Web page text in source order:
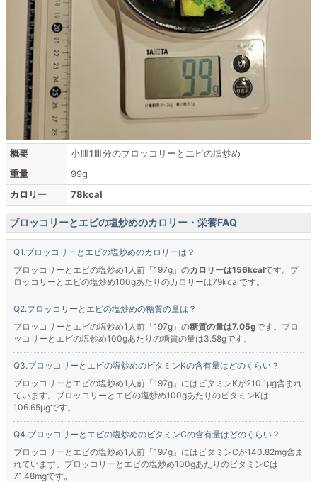
概要
小皿1皿分のブロッコリーとエビの塩炒め
重量
99g
カロリー
78kcal
ブロッコリーとエビの塩炒めのカロリー・栄養FAQ
ブロッコリーとエビの塩炒めのカロリーは？
ブロッコリーとエビの塩炒め1人前「197g」のカロリーは156kcalです。ブ
ロッコリーとエビの塩炒め100gあたりのカロリーは79kcalです。
ブロッコリーとエビの塩炒めの糖質の量は？
ブロッコリーとエビの塩炒め1人前「197g」の糖質の量は7.05gです。ブロ
ッコリーとエビの塩炒め100gあたりの糖質の量は3.58gです。
ブロッコリーとエビの塩炒めのビタミンKの含有量はどのくらい？
ブロッコリーとエビの塩炒め1人前「197g」にはビタミンKが210.1μg含まれ
ています。ブロッコリーとエビの塩炒め100gあたりのビタミンKは
106.65μgです。
ブロッコリーとエビの塩炒めのビタミンCの含有量はどのくらい？
ブロッコリーとエビの塩炒め1人前「197g」にはビタミンCが140.82mg含ま
れています。ブロッコリーとエビの塩炒め100gあたりのビタミンCは
71.48mgです。